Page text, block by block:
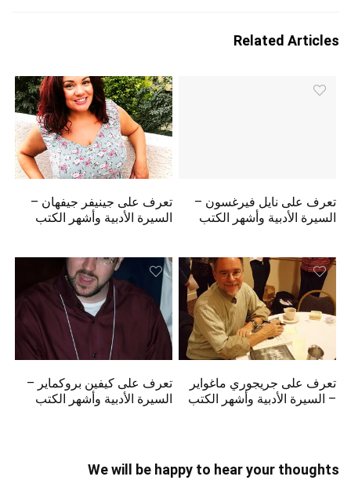
Related Articles
تعرف على نايل فيرغسون –
السيرة الأدبية وأشهر الكتب
تعرف على جينيفر جيفهان –
السيرة الأدبية وأشهر الكتب
تعرف على جريجوري ماغواير
– السيرة الأدبية وأشهر الكتب
تعرف على كيفين بروكماير –
السيرة الأدبية وأشهر الكتب
We will be happy to hear your thoughts